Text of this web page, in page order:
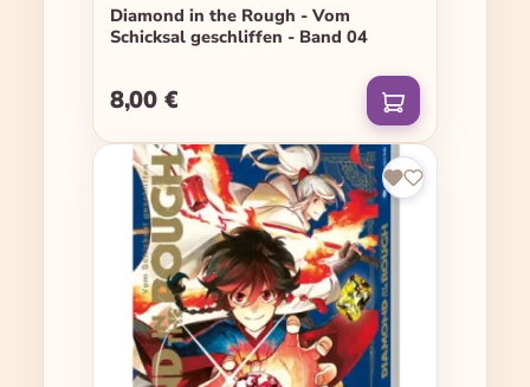
Diamond in the Rough - Vom
Schicksal geschliffen - Band 04
Regulärer Preis:
8,00 €